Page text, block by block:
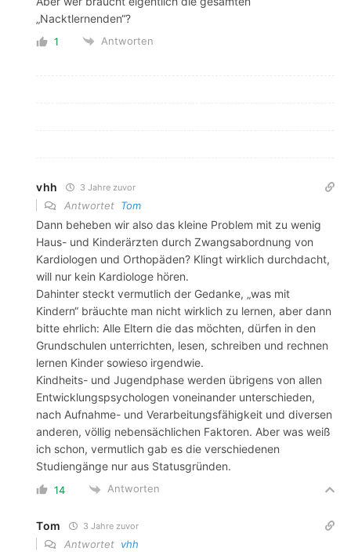
„Nacktlernenden“?
1 Antworten
vhh 3 Jahre zuvor
Antwortet Tom
Dann beheben wir also das kleine Problem mit zu wenig
Haus- und Kinderärzten durch Zwangsabordnung von
Kardiologen und Orthopäden? Klingt wirklich durchdacht,
will nur kein Kardiologe hören.
Dahinter steckt vermutlich der Gedanke, „was mit
Kindern“ bräuchte man nicht wirklich zu lernen, aber dann
bitte ehrlich: Alle Eltern die das möchten, dürfen in den
Grundschulen unterrichten, lesen, schreiben und rechnen
lernen Kinder sowieso irgendwie.
Kindheits- und Jugendphase werden übrigens von allen
Entwicklungspsychologen voneinander unterschieden,
nach Aufnahme- und Verarbeitungsfähigkeit und diversen
anderen, völlig nebensächlichen Faktoren. Aber was weiß
ich schon, vermutlich gab es die verschiedenen
Studiengänge nur aus Statusgründen.
14 Antworten
Tom 3 Jahre zuvor
Antwortet vhh